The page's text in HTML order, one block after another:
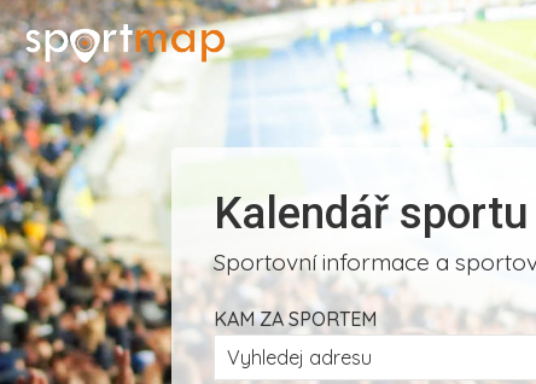
Kalendář sportu
Sportovní informace a
KAM ZA SPORTEM